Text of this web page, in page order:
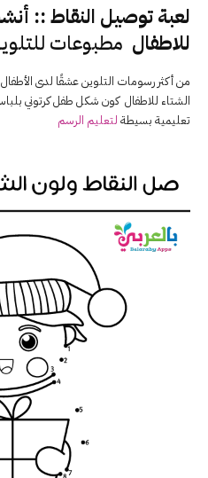
لعبة توصيل النقاط ::
للاطفال مطبوعات
من أكثر رسومات التلوين عشقًا لدى
الشتاء للاطفال كون شكل طفل كرتوني
تعليمية بسيطة لتعليم الرسم